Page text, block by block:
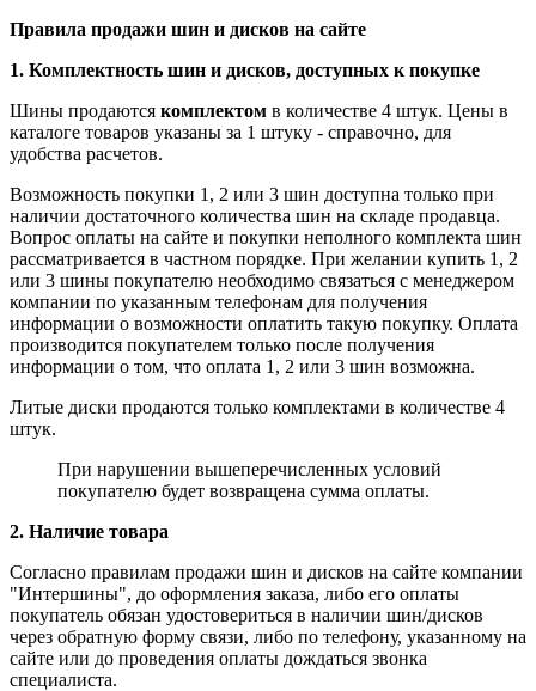
Правила продажи шин и дисков на сайте
1. Комплектность шин и дисков, доступных к покупке
Шины продаются комплектом в количестве 4 штук. Цены в
каталоге товаров указаны за 1 штуку - справочно, для
удобства расчетов.
Возможность покупки 1, 2 или 3 шин доступна только при
наличии достаточного количества шин на складе продавца.
Вопрос оплаты на сайте и покупки неполного комплекта шин
рассматривается в частном порядке. При желании купить 1, 2
или 3 шины покупателю необходимо связаться с менеджером
компании по указанным телефонам для получения
информации о возможности оплатить такую покупку. Оплата
производится покупателем только после получения
информации о том, что оплата 1, 2 или 3 шин возможна.
Литые диски продаются только комплектами в количестве 4
штук.
При нарушении вышеперечисленных условий
покупателю будет возвращена сумма оплаты.
2. Наличие товара
Согласно правилам продажи шин и дисков на сайте компании
"Интершины", до оформления заказа, либо его оплаты
покупатель обязан удостовериться в наличии шин/дисков
через обратную форму связи, либо по телефону, указанному на
сайте или до проведения оплаты дождаться звонка
специалиста.